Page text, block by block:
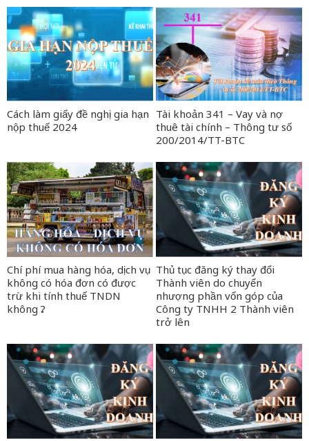
Cách làm giấy đề nghị gia hạn
nộp thuế 2024
Tài khoản 341 – Vay và nợ
thuê tài chính – Thông tư số
200/2014/TT-BTC
Chí phí mua hàng hóa, dịch vụ
không có hóa đơn có được
trừ khi tính thuế TNDN
không ?
Thủ tục đăng ký thay đổi
Thành viên do chuyển
nhượng phần vốn góp của
Công ty TNHH 2 Thành viên
trở lên